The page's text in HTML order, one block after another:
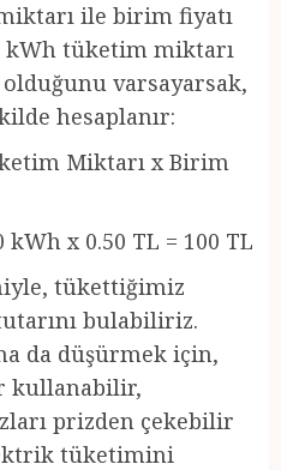
ile birim fiyatı
kWh tüketim miktarı
varsayarsak,
hesaplanır:
Miktarı x Birim
x 0.50 TL = 100 TL
tükettiğimiz
bulabiliriz.
da düşürmek için,
kullanabilir,
prizden çekebilir
tüketimini